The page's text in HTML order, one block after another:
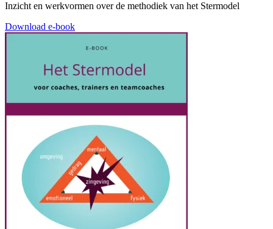
Inzicht en werkvormen over de methodiek van het Stermodel
Download e-book